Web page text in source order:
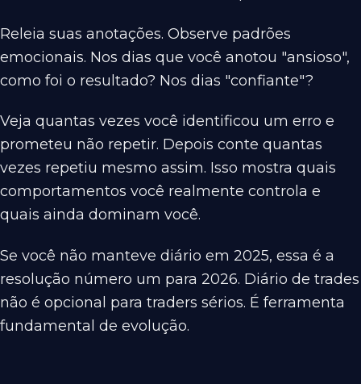
Releia suas anotações. Observe padrões
emocionais. Nos dias que você anotou "ansioso",
como foi o resultado? Nos dias "confiante"?
Veja quantas vezes você identificou um erro e
prometeu não repetir. Depois conte quantas
vezes repetiu mesmo assim. Isso mostra quais
comportamentos você realmente controla e
quais ainda dominam você.
Se você não manteve diário em 2025, essa é a
resolução número um para 2026. Diário de trades
não é opcional para traders sérios. É ferramenta
fundamental de evolução.